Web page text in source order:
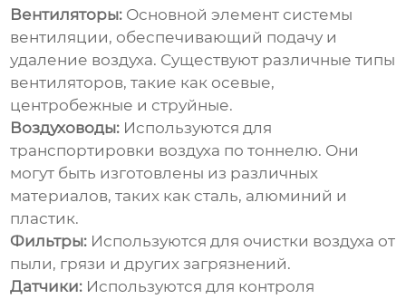
Вентиляторы: Основной элемент системы
вентиляции, обеспечивающий подачу и
удаление воздуха. Существуют различные типы
вентиляторов, такие как осевые,
центробежные и струйные.
Воздуховоды: Используются для
транспортировки воздуха по тоннелю. Они
могут быть изготовлены из различных
материалов, таких как сталь, алюминий и
пластик.
Фильтры: Используются для очистки воздуха от
пыли, грязи и других загрязнений.
Датчики: Используются для контроля